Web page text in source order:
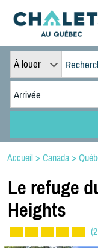
À louer
Accueil > Canada >
Le refuge
Heights